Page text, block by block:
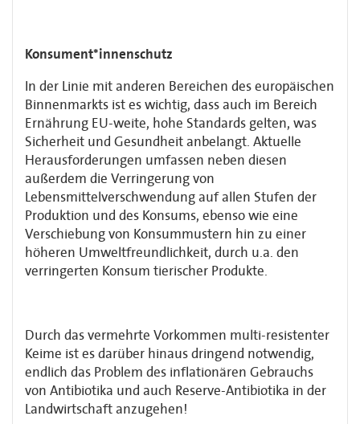
Konsument*innenschutz
In der Linie mit anderen Bereichen des europäischen
Binnenmarkts ist es wichtig, dass auch im Bereich
Ernährung EU-weite, hohe Standards gelten, was
Sicherheit und Gesundheit anbelangt. Aktuelle
Herausforderungen umfassen neben diesen
außerdem die Verringerung von
Lebensmittelverschwendung auf allen Stufen der
Produktion und des Konsums, ebenso wie eine
Verschiebung von Konsummustern hin zu einer
höheren Umweltfreundlichkeit, durch u.a. den
verringerten Konsum tierischer Produkte.
Durch das vermehrte Vorkommen multi-resistenter
Keime ist es darüber hinaus dringend notwendig,
endlich das Problem des inflationären Gebrauchs
von Antibiotika und auch Reserve-Antibiotika in der
Landwirtschaft anzugehen!